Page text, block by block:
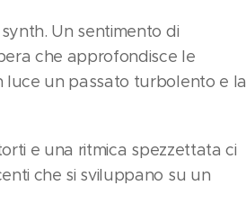
Un sentimento di
che approfondisce le
luce un passato turbolento e la
e una ritmica spezzettata ci
che si sviluppano su un